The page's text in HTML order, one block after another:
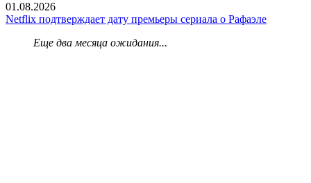
01.08.2026
Netflix подтверждает дату премьеры сериала о Рафаэле
Еще два месяца ожидания...